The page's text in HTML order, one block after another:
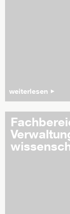
weiterlesen